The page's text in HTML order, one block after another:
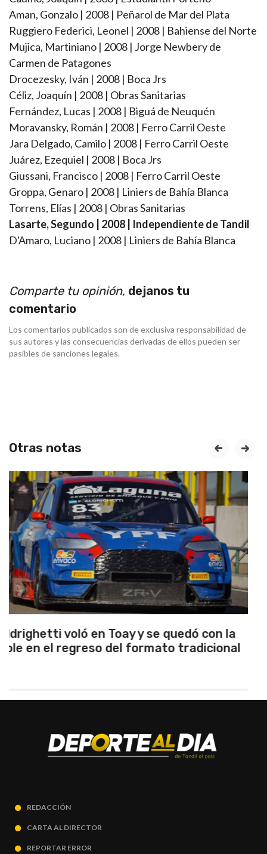
Aman, Gonzalo | 2008 | Peñarol de Mar del Plata
Ruggiero Federici, Leonel | 2008 | Bahiense del Norte
Mujica, Martiniano | 2008 | Jorge Newbery de
Carmen de Patagones
Drocezesky, Iván | 2008 | Boca Jrs
Céliz, Joaquín | 2008 | Obras Sanitarias
Fernández, Lucas | 2008 | Biguá de Neuquén
Moravansky, Román | 2008 | Ferro Carril Oeste
Jara Delgado, Camilo | 2008 | Ferro Carril Oeste
Juárez, Ezequiel | 2008 | Boca Jrs
Giussani, Francisco | 2008 | Ferro Carril Oeste
Groppa, Genaro | 2008 | Liniers de Bahía Blanca
Torrens, Elías | 2008 | Obras Sanitarias
Lasarte, Segundo | 2008 | Independiente de Tandil
D'Amaro, Luciano | 2008 | Liniers de Bahía Blanca
Comparte tu opinión, dejanos tu
comentario
Los comentarios publicados son de exclusiva responsabilidad de
sus autores y las consecuencias derivadas de ellos pueden ser
pasibles de sanciones legales.
Otras notas
Emanuel Ance, subcampeón nacional en
Rosario
prev next
REDACCIÓN
CARTA AL DIRECTOR
REPORTAR ERROR